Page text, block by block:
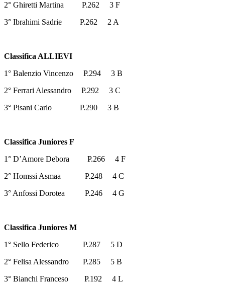
2° Ghiretti Martina P.262 3 F
3° Ibrahimi Sadrie P.262 2 A
Classifica ALLIEVI
1° Balenzio Vincenzo P.294 3 B
2° Ferrari Alessandro P.292 3 C
3° Pisani Carlo P.290 3 B
Classifica Juniores F
1° D’Amore Debora P.266 4 F
2° Homssi Asmaa P.248 4 C
3° Anfossi Dorotea P.246 4 G
Classifica Juniores M
1° Sello Federico P.287 5 D
2° Felisa Alessandro P.285 5 B
3° Bianchi Franceso P.192 4 L